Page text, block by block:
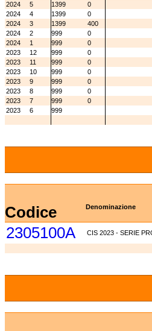
2024
5 1399
0
2024
4 1399
0
2024
3 1399
400
2024
2 999
0
2024
1 999
0
2023
12 999
0
2023
11 999
0
2023
10 999
0
2023
9 999
0
2023
8 999
0
2023
7 999
0
2023
6 999
Codice Denominazione
2305100A CIS 2023 - SERIE